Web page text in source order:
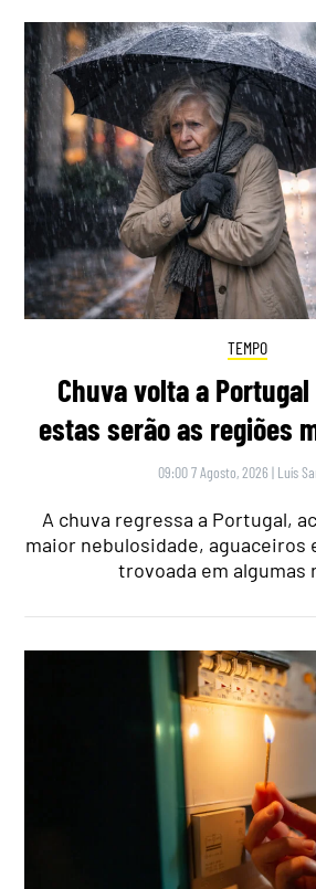
TEMPO
Chuva volta a
estas serão as regiões
09:00 7 Agosto, 2026 | Luís
A chuva regressa a Portugal,
maior nebulosidade, aguaceiros
trovoada em algumas